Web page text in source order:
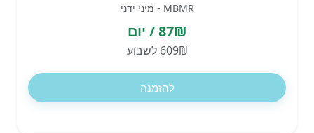
MBMR - מיני ידני
87₪ / יום
609₪ לשבוע
להזמנה